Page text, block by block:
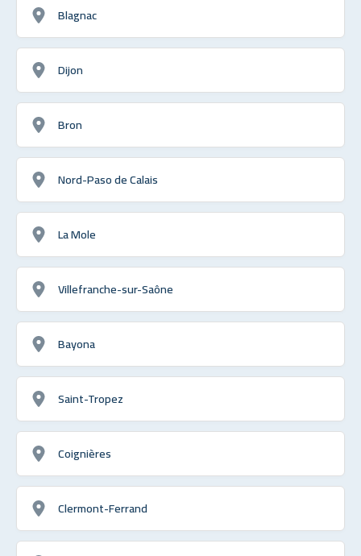
Blagnac
Dijon
Bron
Nord-Paso de Calais
La Mole
Villefranche-sur-Saône
Bayona
Saint-Tropez
Coignières
Clermont-Ferrand